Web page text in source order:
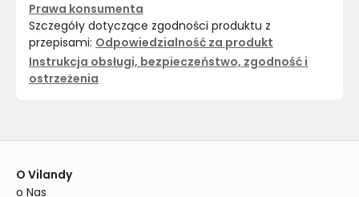
Prawa konsumenta
Szczegóły dotyczące zgodności produktu z
przepisami: Odpowiedzialność za produkt
Instrukcja obsługi, bezpieczeństwo, zgodność i
ostrzeżenia
O Vilandy
o Nas